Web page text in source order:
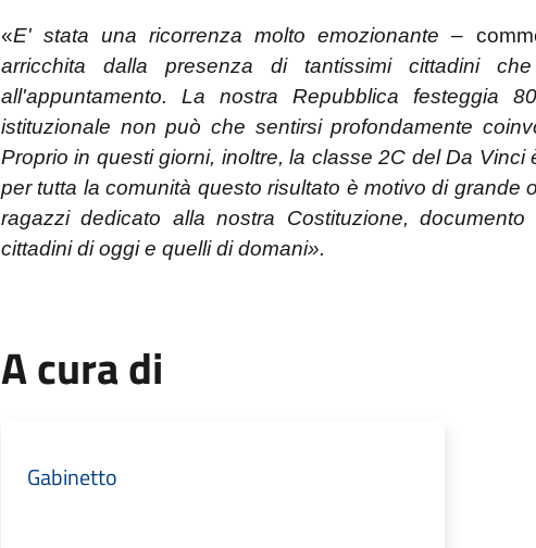
«E' stata una ricorrenza molto emozionante –
arricchita dalla presenza di tantissimi cittadini
all'appuntamento. La nostra Repubblica festeggia
istituzionale non può che sentirsi profondamente
Proprio in questi giorni, inoltre, la classe 2C del Da Vinci
per tutta la comunità questo risultato è motivo di grande
ragazzi dedicato alla nostra Costituzione,
cittadini di oggi e quelli di domani».
A cura di
Gabinetto